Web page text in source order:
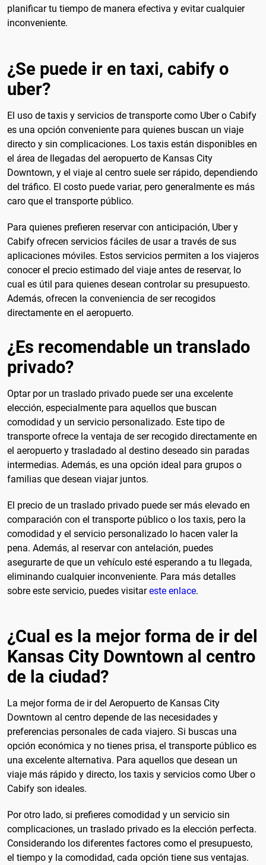
planificar tu tiempo de manera efectiva y evitar cualquier
inconveniente.
¿Se puede ir en taxi, cabify o
uber?
El uso de taxis y servicios de transporte como Uber o Cabify
es una opción conveniente para quienes buscan un viaje
directo y sin complicaciones. Los taxis están disponibles en
el área de llegadas del aeropuerto de Kansas City
Downtown, y el viaje al centro suele ser rápido, dependiendo
del tráfico. El costo puede variar, pero generalmente es más
caro que el transporte público.
Para quienes prefieren reservar con anticipación, Uber y
Cabify ofrecen servicios fáciles de usar a través de sus
aplicaciones móviles. Estos servicios permiten a los viajeros
conocer el precio estimado del viaje antes de reservar, lo
cual es útil para quienes desean controlar su presupuesto.
Además, ofrecen la conveniencia de ser recogidos
directamente en el aeropuerto.
¿Es recomendable un translado
privado?
Optar por un traslado privado puede ser una excelente
elección, especialmente para aquellos que buscan
comodidad y un servicio personalizado. Este tipo de
transporte ofrece la ventaja de ser recogido directamente en
el aeropuerto y trasladado al destino deseado sin paradas
intermedias. Además, es una opción ideal para grupos o
familias que desean viajar juntos.
El precio de un traslado privado puede ser más elevado en
comparación con el transporte público o los taxis, pero la
comodidad y el servicio personalizado lo hacen valer la
pena. Además, al reservar con antelación, puedes
asegurarte de que un vehículo esté esperando a tu llegada,
eliminando cualquier inconveniente. Para más detalles
sobre este servicio, puedes visitareste enlace.
¿Cual es la mejor forma de ir del
Kansas City Downtown al centro
de la ciudad?
La mejor forma de ir del Aeropuerto de Kansas City
Downtown al centro depende de las necesidades y
preferencias personales de cada viajero. Si buscas una
opción económica y no tienes prisa, el transporte público es
una excelente alternativa. Para aquellos que desean un
viaje más rápido y directo, los taxis y servicios como Uber o
Cabify son ideales.
Por otro lado, si prefieres comodidad y un servicio sin
complicaciones, un traslado privado es la elección perfecta.
Considerando los diferentes factores como el presupuesto,
el tiempo y la comodidad, cada opción tiene sus ventajas.